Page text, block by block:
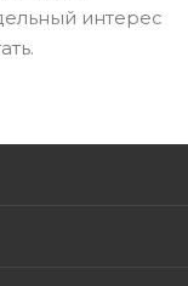
интерес